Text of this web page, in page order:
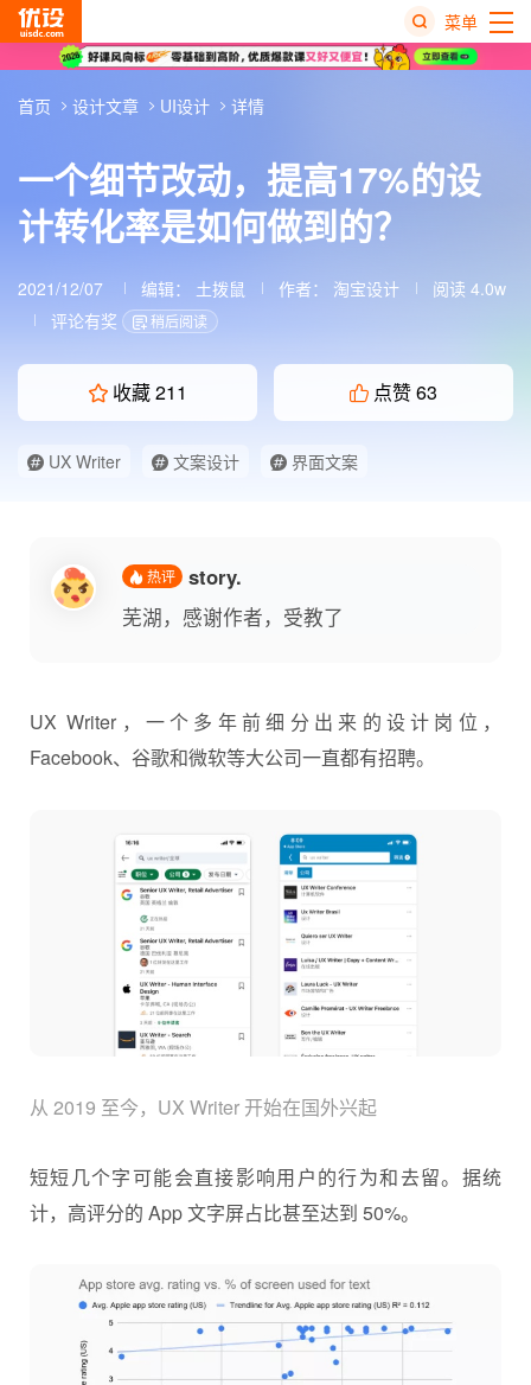
菜单
一个细节改动，提高17%的设
计转化率是如何做到的？
2021/12/07 编辑： 土拨鼠 作者： 淘宝设计
阅读 4.0w
评论有奖
稍后阅读
收藏211 点赞63
UX Writer 文案设计 界面文案
首页 设计文章 UI设计 详情
热评 story.
芜湖，感谢作者，受教了
UX Writer ，一个多年前细分出来的设计岗位，
Facebook、谷歌和微软等大公司一直都有招聘。
从 2019 至今，UX Writer 开始在国外兴起
短短几个字可能会直接影响用户的行为和去留。据统
计，高评分的 App 文字屏占比甚至达到 50%。